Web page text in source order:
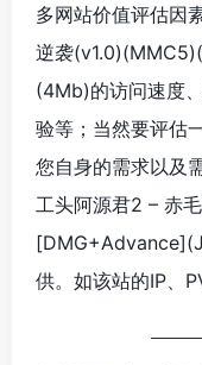
多网站价值评估因
逆袭
(4Mb)的访问速度
验等；当然要评估
您自身的需求以及
工头阿源君2 – 赤
供。如该站的IP、